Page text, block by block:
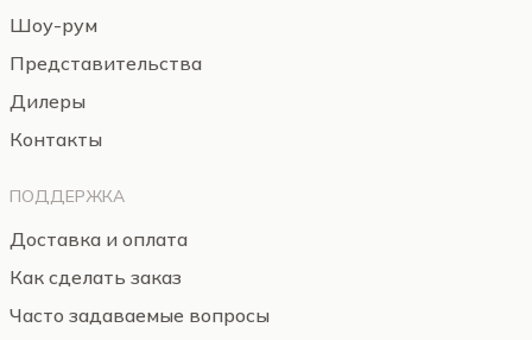
Шоу-рум
Представительства
Дилеры
Контакты
ПОДДЕРЖКА
Доставка и оплата
Как сделать заказ
Часто задаваемые вопросы